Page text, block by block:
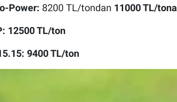
Power: 8200 TL/tondan 11000 TL/tona
12500 TL/ton
9400 TL/ton